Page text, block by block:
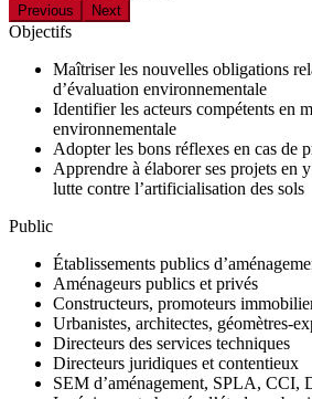
Previous Next
Objectifs
Maîtriser les nouvelles obligations
d’évaluation environnementale
Identifier les acteurs compétents en
environnementale
Adopter les bons réflexes en cas de
Apprendre à élaborer ses projets en
lutte contre l’artificialisation des sols
Public
Établissements publics
Aménageurs publics et privés
Constructeurs, promoteurs
Urbanistes, architectes, géomètres-
Directeurs des services techniques
Directeurs juridiques et contentieux
SEM d’aménagement, SPLA, CCI,